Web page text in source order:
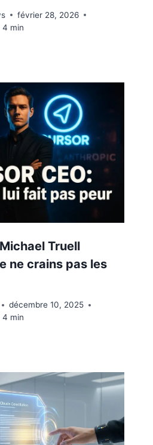
février 28, 2026
4 min
Truell
ne crains pas les
décembre 10, 2025
4 min